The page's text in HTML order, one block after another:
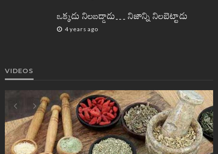
ఒక్కడు నిలబడ్డాడు… నిజాన్ని నిలబెట్టాడు
4 years ago
VIDEOS